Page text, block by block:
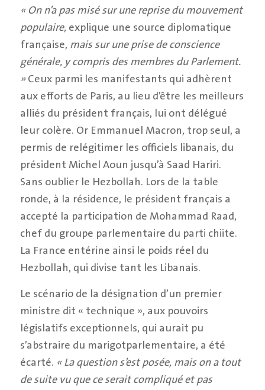
« On n’a pas misé sur une reprise du mouvement
populaire,explique une source diplomatique
française, mais sur une prise de conscience
générale, y compris des membres du Parlement.
»Ceux parmi les manifestants qui adhèrent
aux efforts de Paris, au lieu d’être les meilleurs
alliés du président français, lui ont délégué
leur colère. Or Emmanuel Macron, trop seul, a
permis de relégitimer les officiels libanais, du
président Michel Aoun jusqu’à Saad Hariri.
Sans oublier le Hezbollah. Lors de la table
ronde, à la résidence, le président français a
accepté la participation de Mohammad Raad,
chef du groupe parlementaire du parti chiite.
La France entérine ainsi le poids réel du
Hezbollah, qui divise tant les Libanais.
Le scénario de la désignation d’un premier
ministre dit « technique », aux pouvoirs
législatifs exceptionnels, qui aurait pu
s’abstraire du marigotparlementaire, a été
écarté. « La question s’est posée, mais on a tout
de suite vu que ce serait compliqué et pas